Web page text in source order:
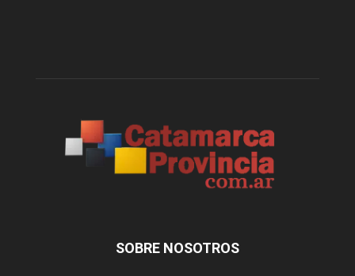
SOBRE NOSOTROS